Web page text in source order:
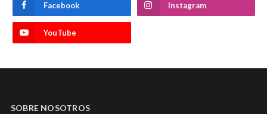
Facebook Instagram
YouTube
SOBRE NOSOTROS